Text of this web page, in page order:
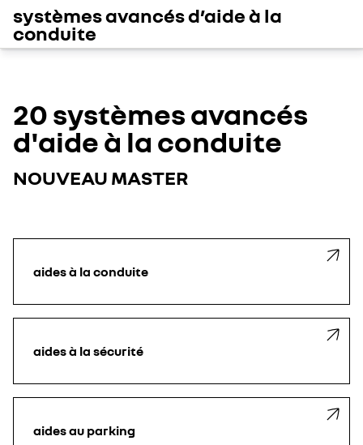
systèmes avancés d’aide à la
conduite
20 systèmes avancés
d'aide à la conduite
NOUVEAU MASTER
aides à la conduite
aides à la sécurité
aides au parking